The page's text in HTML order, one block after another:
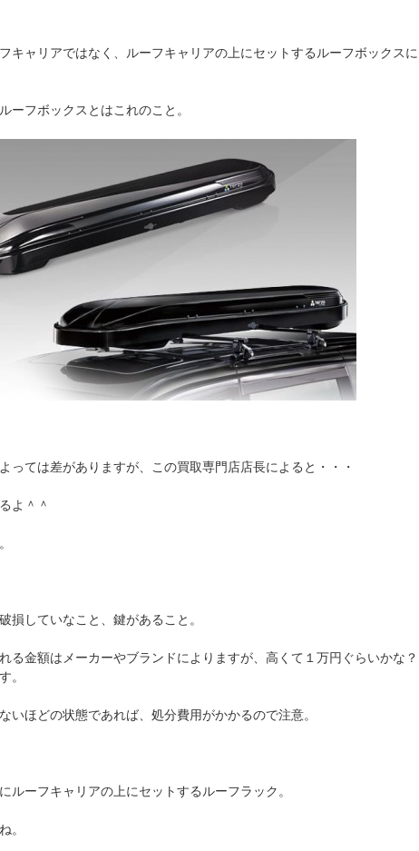
キャリアではなく、ルーフキャリアの上にセットするルーフボックスに
ーフボックスとはこれのこと。
っては差がありますが、この買取専門店店長によると・・・
よ＾＾
損していなこと、鍵があること。
る金額はメーカーやブランドによりますが、高くて１万円ぐらいかな？
。
いほどの状態であれば、処分費用がかかるので注意。
ルーフキャリアの上にセットするルーフラック。
。